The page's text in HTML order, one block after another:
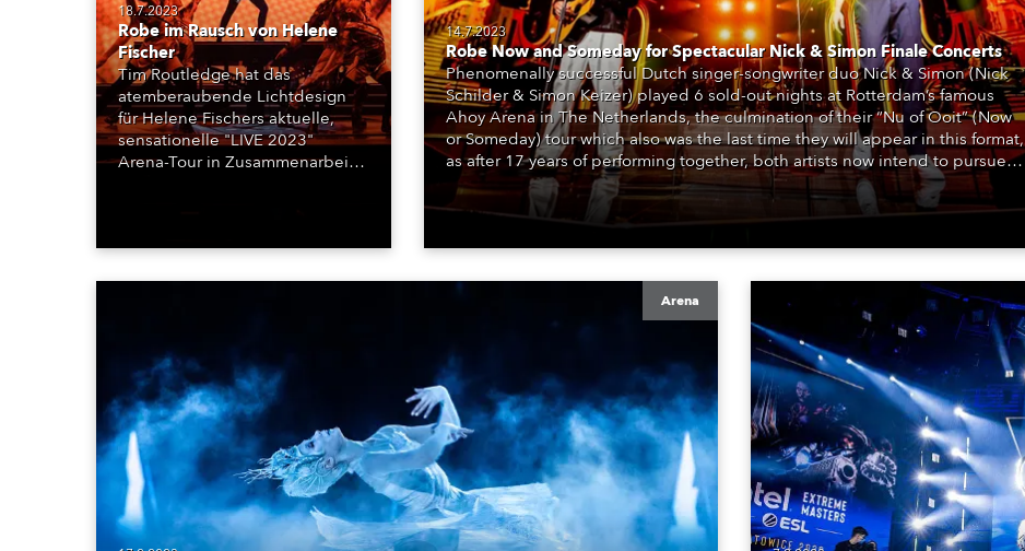
18.7.2023
Robe im Rausch von Helene
Fischer
Tim Routledge hat das
atemberaubende Lichtdesign
für Helene Fischers aktuelle,
sensationelle "LIVE 2023"
Arena-Tour in Zusammenarbeit
Produktion inklusive waghalsiger
die Schweiz und ist bis auf
wenige Restkarten komplett
ausverkauft.
14.7.2023
Robe Now and Someday for Spectacular Nick & Simon Finale Concerts
Phenomenally successful Dutch singer-songwriter duo Nick & Simon (Nick
Schilder & Simon Keizer) played 6 sold-out nights at Rotterdam’s famous
Ahoy Arena in The Netherlands, the culmination of their “Nu of Ooit” (Now
or Someday) tour which also was the last time they will appear in this format,
as after 17 years of performing together, both artists now intend to pursue
solo careers.
Arena